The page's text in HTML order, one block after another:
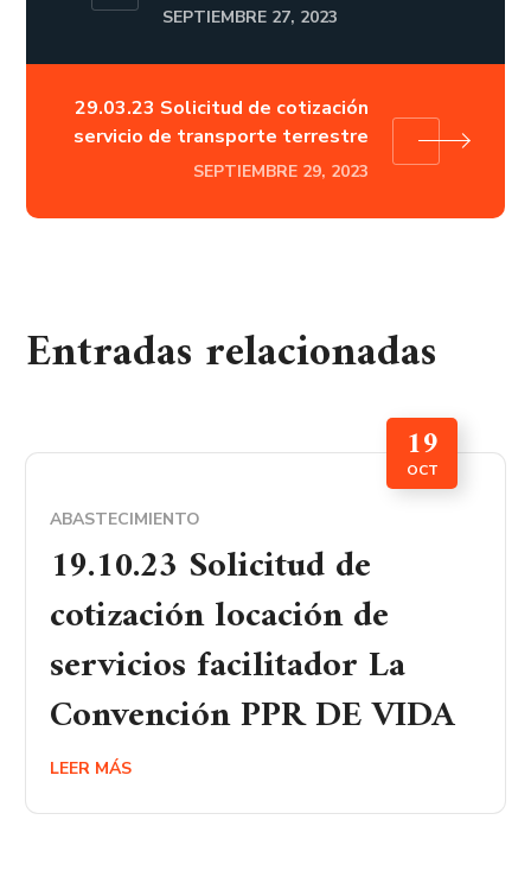
SEPTIEMBRE 27, 2023
29.03.23 Solicitud de cotización
servicio de transporte terrestre
SEPTIEMBRE 29, 2023
Entradas relacionadas
19
OCT
ABASTECIMIENTO
19.10.23 Solicitud de
cotización locación de
servicios facilitador La
Convención PPR DE VIDA
LEER MÁS